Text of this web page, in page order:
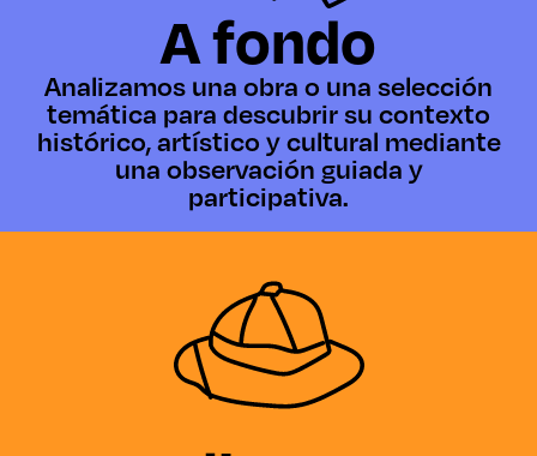
A fondo
Analizamos una obra o una selección
temática para descubrir su contexto
histórico, artístico y cultural mediante
una observación guiada y
participativa.